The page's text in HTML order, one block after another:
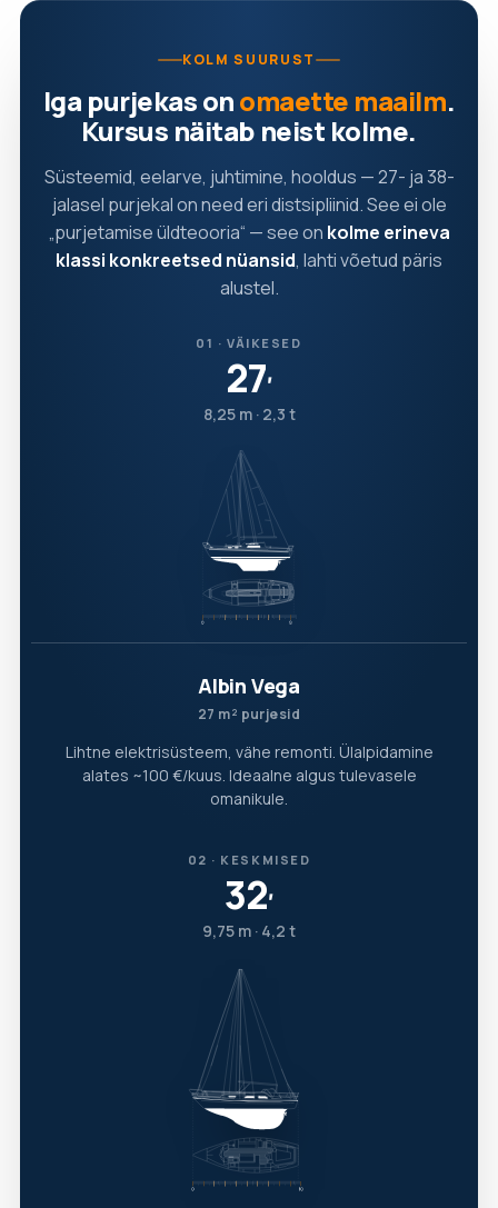
KOLM SUURUST
Iga purjekas onomaette maailm.
Kursus näitab neist kolme.
Süsteemid, eelarve, juhtimine, hooldus — 27- ja 38-
jalasel purjekal on need eri distsipliinid. See ei ole
„purjetamise üldteooria“ — see on kolme erineva
klassi konkreetsed nüansid, lahti võetud päris
alustel.
01 · VÄIKESED
27′
8,25 m · 2,3 t
Albin Vega
27 m² purjesid
Lihtne elektrisüsteem, vähe remonti. Ülalpidamine
alates ~100 €/kuus. Ideaalne algus tulevasele
omanikule.
02 · KESKMISED
32′
9,75 m · 4,2 t